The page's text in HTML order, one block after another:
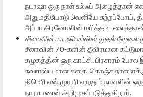
நடாஷா ஒரு நாள் உல்ஃப் அழைத்தான்
அனுமதியோடு வெளியே சுற்றப்போய்,
அப்பா கிரனோவின் மரித்த உடலைத்தான்
சீனாவின் மா ஃபெங்கின் முதல் வேலை
சீனாவின் 70-களின் தீவிரமான
சமுகத்தின் ஒரு காட்சி. பிரசாரம் போல
சுவாரஸ்யமான கதை. கொஞ்ச
திமெரி என் முராரி எழுதும் நாவலின்
நாராயணன் அறிமுகப்படுத்துகிறார்.